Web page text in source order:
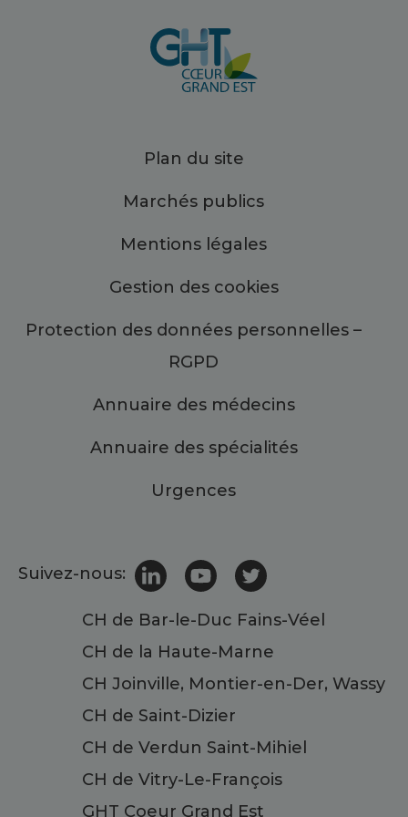
Plan du site
Marchés publics
Mentions légales
Gestion des cookies
Protection des données personnelles –
RGPD
Annuaire des médecins
Annuaire des spécialités
Urgences
Suivez-nous:
CH de Bar-le-Duc Fains-Véel
CH de la Haute-Marne
CH Joinville, Montier-en-Der, Wassy
CH de Saint-Dizier
CH de Verdun Saint-Mihiel
CH de Vitry-Le-François
GHT Coeur Grand Est